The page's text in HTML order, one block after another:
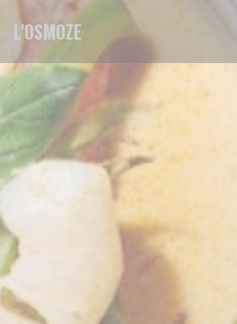
Personalización de sus opciones de cookies
L'OSMOZE